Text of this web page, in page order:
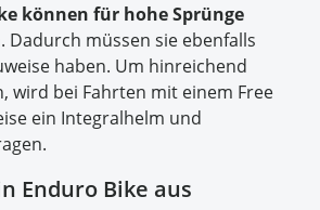
können für hohe Sprünge
. Dadurch müssen sie ebenfalls
haben. Um hinreichend
wird bei Fahrten mit einem Free
ein Integralhelm und
Enduro Bike aus